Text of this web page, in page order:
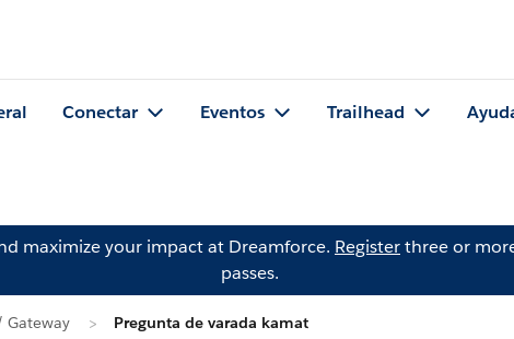
Conectar Eventos Trailhead
maximize your impact at Dreamforce. Registerthree or
passes.
Gateway Pregunta de varada kamat